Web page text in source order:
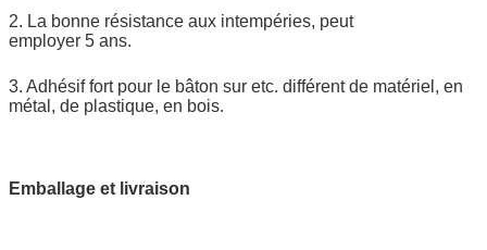
2. La bonne résistance aux intempéries, peut
employer 5 ans.
3. Adhésif fort pour le bâton sur etc. différent de matériel, en
métal, de plastique, en bois.
Emballage et livraison